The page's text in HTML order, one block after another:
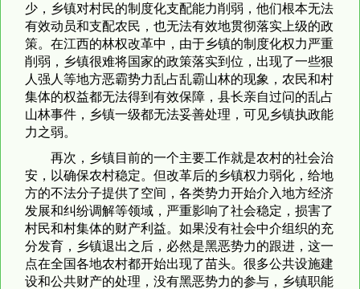
少，乡镇对村民的制度化支配能力削弱，他们根本无法
有效动员和支配农民，也无法有效地贯彻落实上级的政
策。在江西的林权改革中，由于乡镇的制度化权力严重
削弱，乡镇很难将国家的政策落实到位，出现了一些狠
人强人等地方恶霸势力乱占乱霸山林的现象，农民和村
集体的权益都无法得到有效保障，县长亲自过问的乱占
山林事件，乡镇一级都无法妥善处理，可见乡镇执政能
力之弱。
再次，乡镇目前的一个主要工作就是农村的社会治
安，以确保农村稳定。但改革后的乡镇权力弱化，给地
方的不法分子提供了空间，各类势力开始介入地方经济
发展和纠纷调解等领域，严重影响了社会稳定，损害了
村民和村集体的财产利益。如果没有社会中介组织的充
分发育，乡镇退出之后，必然是黑恶势力的跟进，这一
点在全国各地农村都开始出现了苗头。很多公共设施建
设和公共财产的处理，没有黑恶势力的参与，乡镇职能